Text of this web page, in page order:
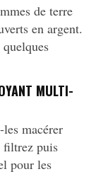
de terre
en argent.
MULTI-
macérer
filtrez puis
pour les